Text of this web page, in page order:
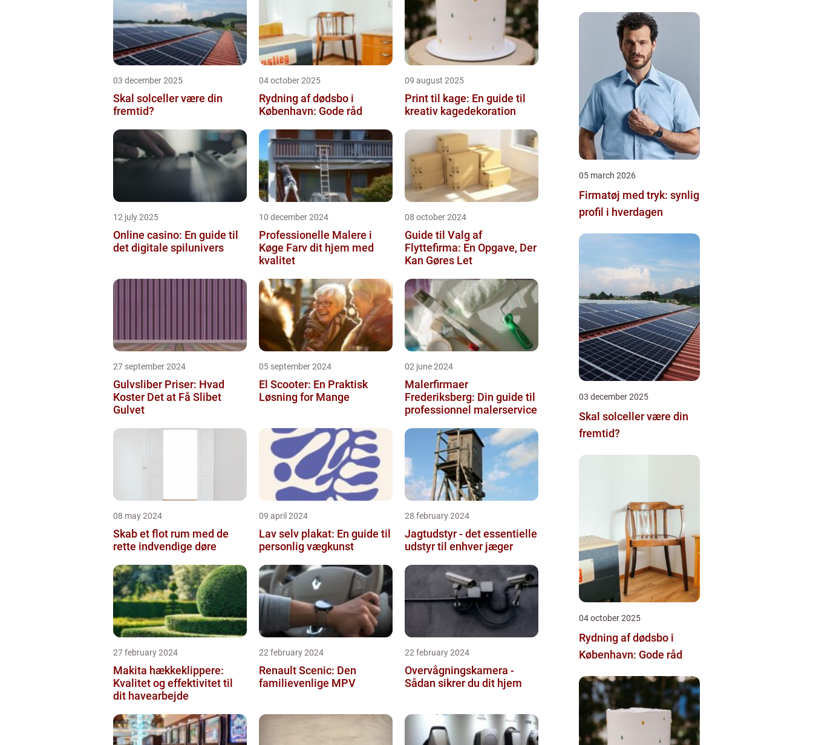
03 december 2025
Skal solceller være din
fremtid?
04 october 2025
Rydning af dødsbo i
København: Gode råd
09 august 2025
Print til kage: En guide til
kreativ kagedekoration
12 july 2025
Online casino: En guide til
det digitale spilunivers
10 december 2024
Professionelle Malere i
Køge Farv dit hjem med
kvalitet
08 october 2024
Guide til Valg af
Flyttefirma: En Opgave, Der
Kan Gøres Let
27 september 2024
Gulvsliber Priser: Hvad
Koster Det at Få Slibet
Gulvet
05 september 2024
El Scooter: En Praktisk
Løsning for Mange
02 june 2024
Malerfirmaer
Frederiksberg: Din guide til
professionnel malerservice
08 may 2024
Skab et flot rum med de
rette indvendige døre
09 april 2024
Lav selv plakat: En guide til
personlig vægkunst
28 february 2024
Jagtudstyr - det essentielle
udstyr til enhver jæger
27 february 2024
Makita hækkeklippere:
Kvalitet og effektivitet til
dit havearbejde
22 february 2024
Renault Scenic: Den
familievenlige MPV
22 february 2024
Overvågningskamera -
Sådan sikrer du dit hjem
05 march 2026
Firmatøj med tryk: synlig
profil i hverdagen
03 december 2025
Skal solceller være din
fremtid?
04 october 2025
Rydning af dødsbo i
København: Gode råd